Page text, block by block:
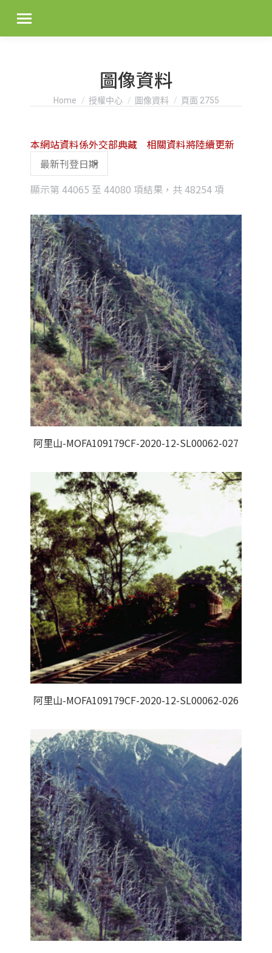
圖像資料
You are here:
Home 授權中心 圖像資料 頁面 2755
顯示第 44065 至 44080 項結果，共 48254 項
latest
本網站資料係外交部典藏 相關資料將陸續更新
阿里山-MOFA109179CF-2020-12-SL00062-027
阿里山-MOFA109179CF-2020-12-SL00062-026